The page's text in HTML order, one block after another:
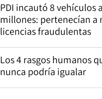
PDI incautó 8 vehículos
millones: pertenecían a
licencias fraudulentas
Los 4 rasgos humanos
nunca podría igualar